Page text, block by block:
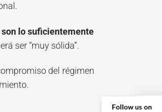
lo suficientemente
ser “muy sólida”.
del régimen
Follow us on